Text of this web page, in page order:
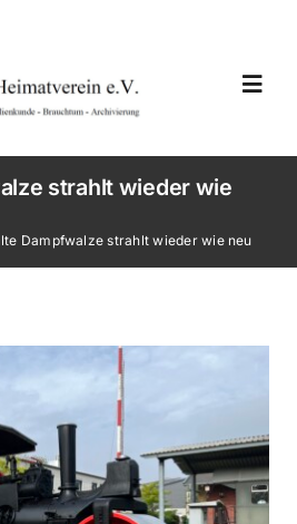
strahlt wieder wie
Dampfwalze strahlt wieder wie neu